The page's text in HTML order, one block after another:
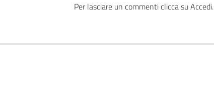
Per lasciare un commenti clicca su Accedi.